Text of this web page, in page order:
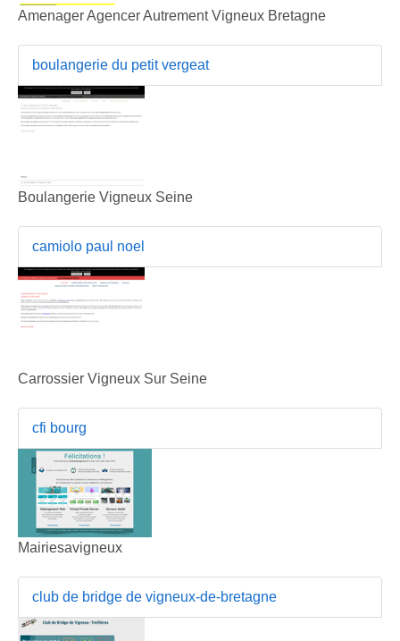
Amenager Agencer Autrement Vigneux Bretagne
boulangerie du petit vergeat
Boulangerie Vigneux Seine
camiolo paul noel
Carrossier Vigneux Sur Seine
cfi bourg
Mairiesavigneux
club de bridge de vigneux-de-bretagne